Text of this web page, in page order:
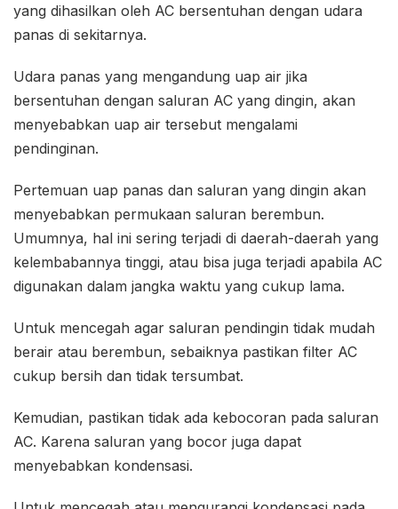
yang dihasilkan oleh AC bersentuhan dengan udara
panas di sekitarnya.
Udara panas yang mengandung uap air jika
bersentuhan dengan saluran AC yang dingin, akan
menyebabkan uap air tersebut mengalami
pendinginan.
Pertemuan uap panas dan saluran yang dingin akan
menyebabkan permukaan saluran berembun.
Umumnya, hal ini sering terjadi di daerah-daerah yang
kelembabannya tinggi, atau bisa juga terjadi apabila AC
digunakan dalam jangka waktu yang cukup lama.
Untuk mencegah agar saluran pendingin tidak mudah
berair atau berembun, sebaiknya pastikan filter AC
cukup bersih dan tidak tersumbat.
Kemudian, pastikan tidak ada kebocoran pada saluran
AC. Karena saluran yang bocor juga dapat
menyebabkan kondensasi.